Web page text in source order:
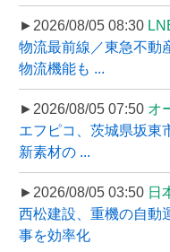
►2026/08/05 08:30
物流最前線／東急不動
物流機能も ...
►2026/08/05 07:50 オ
エフピコ、茨城県坂東
新素材の ...
►2026/08/05 03:50 日
西松建設、重機の自動
事を効率化